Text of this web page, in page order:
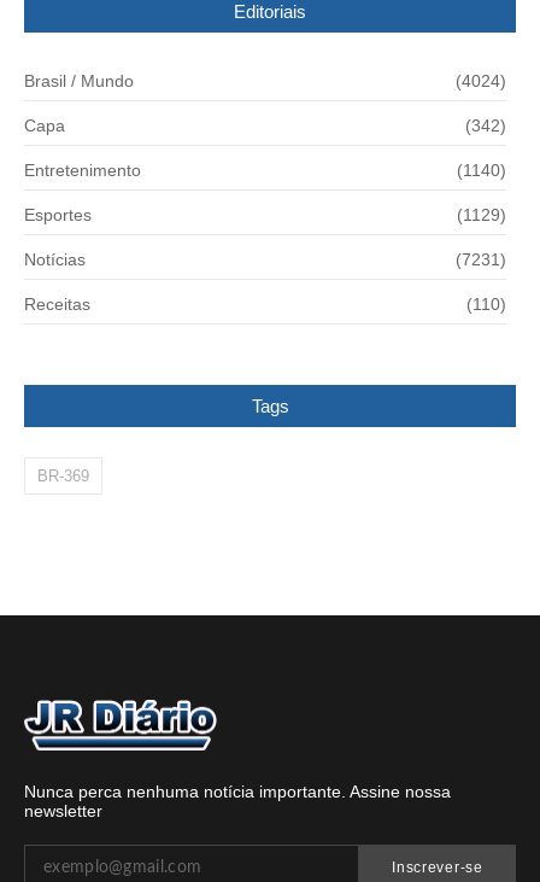
Editoriais
Brasil / Mundo (4024)
Capa (342)
Entretenimento (1140)
Esportes (1129)
Notícias (7231)
Receitas (110)
Tags
BR-369
Nunca perca nenhuma notícia importante. Assine nossa
newsletter
Inscrever-se